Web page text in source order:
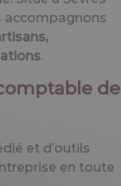
accompagnons
.
de
et d’outils
en toute